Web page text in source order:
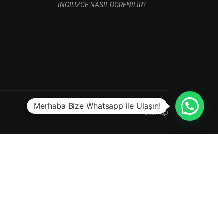
İNGİLİZCE NASIL ÖĞRENİLİR?
Sitemap
Merhaba Bize Whatsapp ile Ulaşın!